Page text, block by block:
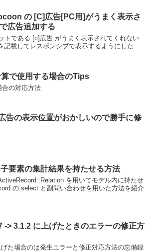
の [C]広告[PC用]がうまく表示さ
広告追加する
トである [c]広告 がうまく表示されてくれない
記載してレスポンシブで表示するようにした
で使用する場合のTips
合の対応方法
告の表示位置がおかしいので勝手に修
要素の集計結果を持たせる方法
を用いてモデル内に持たせ
の select と副問い合わせを用いた方法を紹介
-> 3.1.2 に上げたときのエラーの修正方
た場合のは発生エラーと修正対応方法の忘備録